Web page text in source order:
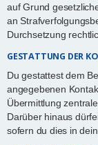
auf Grund
an
Durchsetzung
GESTATTUNG DER
Du gestattest dem
angegebenen
Übermittlung
Darüber hinaus
sofern du dies in